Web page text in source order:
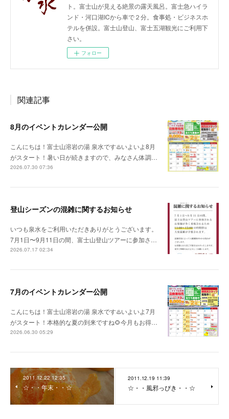
ト。富士山が見える絶景の露天風呂。富士急ハイラ
ンド・河口湖ICから車で２分。食事処・ビジネスホ
テルを併設。富士山登山、富士五湖観光にご利用下
さい。
フォロー
関連記事
8月のイベントカレンダー公開
こんにちは！富士山溶岩の湯 泉水です♨️いよいよ8月
がスタート！暑い日が続きますので、みなさん体調…
2026.07.30 07:36
登山シーズンの混雑に関するお知らせ
いつも泉水をご利用いただきありがとうございます。
7月1日〜9月11日の間、富士山登山ツアーに参加さ…
2026.07.17 02:34
7月のイベントカレンダー公開
こんにちは！富士山溶岩の湯 泉水です♨️いよいよ7月
がスタート！本格的な夏の到来ですね🌻今月もお得…
2026.06.30 05:29
2011.12.22 12:35
☆・・年末・・☆
2011.12.19 11:39
☆・・風邪っぴき・・☆